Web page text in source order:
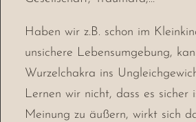
Haben wir z.B. schon im
unsichere Lebensumgebung,
Wurzelchakra ins
Lernen wir nicht, dass es sicher
Meinung zu äußern, wirkt sich